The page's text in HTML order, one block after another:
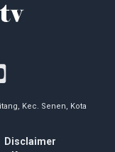
Kec. Senen, Kota
Disclaimer